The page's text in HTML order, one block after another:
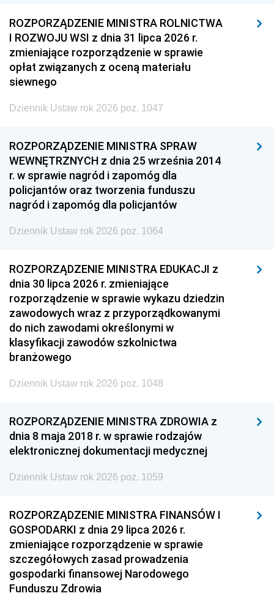
ROZPORZĄDZENIE MINISTRA ROLNICTWA
I ROZWOJU WSI z dnia 31 lipca 2026 r.
zmieniające rozporządzenie w sprawie
opłat związanych z oceną materiału
siewnego
Dziennik Ustaw rok 2026 poz. 1047
ROZPORZĄDZENIE MINISTRA SPRAW
WEWNĘTRZNYCH z dnia 25 września 2014
r. w sprawie nagród i zapomóg dla
policjantów oraz tworzenia funduszu
nagród i zapomóg dla policjantów
Dziennik Ustaw rok 2026 poz. 1064
ROZPORZĄDZENIE MINISTRA EDUKACJI z
dnia 30 lipca 2026 r. zmieniające
rozporządzenie w sprawie wykazu dziedzin
zawodowych wraz z przyporządkowanymi
do nich zawodami określonymi w
klasyfikacji zawodów szkolnictwa
branżowego
Dziennik Ustaw rok 2026 poz. 1048
ROZPORZĄDZENIE MINISTRA ZDROWIA z
dnia 8 maja 2018 r. w sprawie rodzajów
elektronicznej dokumentacji medycznej
Dziennik Ustaw rok 2026 poz. 1059
ROZPORZĄDZENIE MINISTRA FINANSÓW I
GOSPODARKI z dnia 29 lipca 2026 r.
zmieniające rozporządzenie w sprawie
szczegółowych zasad prowadzenia
gospodarki finansowej Narodowego
Funduszu Zdrowia